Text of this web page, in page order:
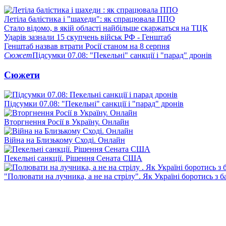
Летіла балістика і "шахеди": як спрацювала ППО
Стало відомо, в якій області найбільше скаржаться на ТЦК
Ударів зазнали 15 скупчень військ РФ - Генштаб
Генштаб назвав втрати Росії станом на 8 серпня
СюжетПідсумки 07.08: "Пекельні" санкції і "парад" дронів
Сюжети
Підсумки 07.08: "Пекельні" санкції і "парад" дронів
Вторгнення Росії в Україну. Онлайн
Війна на Близькому Сході. Онлайн
Пекельні санкції. Рішення Сената США
"Полювати на лучника, а не на стрілу". Як Україні боротись з